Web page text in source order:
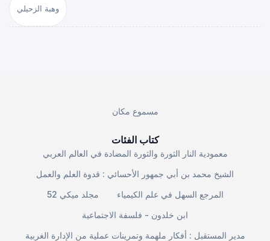
وهبة الزحيلي
مسموع مكان
كتاب الفئات
معمودية النار الثورة والثورة المضادة في العالم العربي
الشيخ محمد بن أبي جمهور الأحسائي : قدوة العلم والعمل
مجلد ميكي 52
المرجع السهل في علم الكيمياء
ابن خلدون - فلسفة الاجتماعية
مدير المستقبل : أفكار ملهمة وتمرينات عملية من الإدارة الغربية